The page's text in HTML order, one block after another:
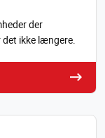
der
det ikke længere.